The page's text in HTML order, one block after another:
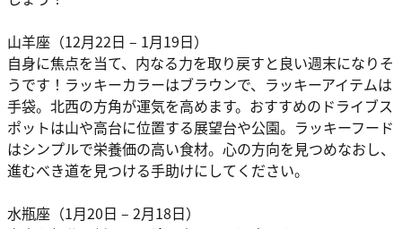
山羊座（12月22日 – 1月19日）
自身に焦点を当て、内なる力を取り戻すと良い週末になりそ
うです！ラッキーカラーはブラウンで、ラッキーアイテムは
手袋。北西の方角が運気を高めます。おすすめのドライブス
ポットは山や高台に位置する展望台や公園。ラッキーフード
はシンプルで栄養価の高い食材。心の方向を見つめなおし、
進むべき道を見つける手助けにしてください。
水瓶座（1月20日 – 2月18日）